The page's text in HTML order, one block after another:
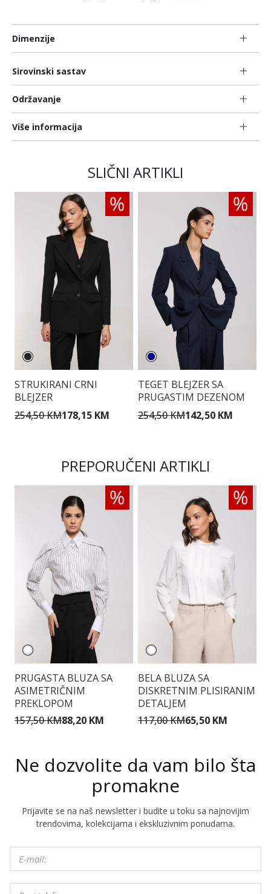
Dimenzije
Sirovinski sastav
Održavanje
Više informacija
SLIČNI ARTIKLI
STRUKIRANI CRNI
BLEJZER
254,50 KM178,15 KM
TEGET BLEJZER SA
PRUGASTIM DEZENOM
254,50 KM142,50 KM
PREPORUČENI ARTIKLI
PRUGASTA BLUZA SA
ASIMETRIČNIM
PREKLOPOM
157,50 KM88,20 KM
BELA BLUZA SA
DISKRETNIM PLISIRANIM
DETALJEM
117,00 KM65,50 KM
Ne dozvolite da vam bilo šta
promakne
Prijavite se na naš newsletter i budite u toku sa najnovijim
trendovima, kolekcijama i ekskluzivnim ponudama.